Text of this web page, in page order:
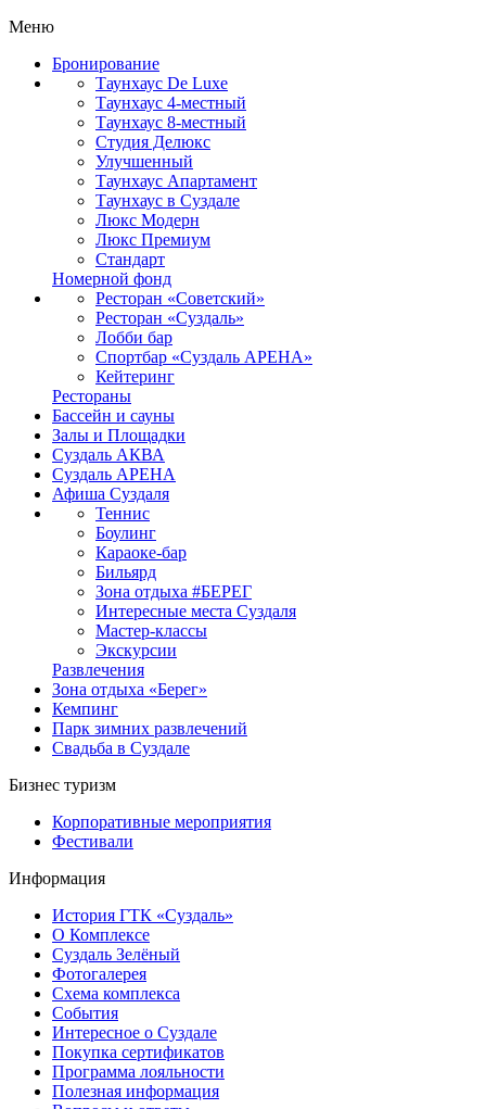
Меню
Бронирование
Таунхаус De Luxe
Таунхаус 4-местный
Таунхаус 8-местный
Студия Делюкс
Улучшенный
Таунхаус Апартамент
Таунхаус в Суздале
Люкс Модерн
Люкс Премиум
Стандарт
Номерной фонд
Ресторан «Советский»
Ресторан «Суздаль»
Лобби бар
Спортбар «Суздаль АРЕНА»
Кейтеринг
Рестораны
Бассейн и сауны
Залы и Площадки
Суздаль АКВА
Суздаль АРЕНА
Афиша Суздаля
Теннис
Боулинг
Караоке-бар
Бильярд
Зона отдыха #БЕРЕГ
Интересные места Суздаля
Мастер-классы
Экскурсии
Развлечения
Зона отдыха «Берег»
Кемпинг
Парк зимних развлечений
Свадьба в Суздале
Бизнес туризм
Корпоративные мероприятия
Фестивали
Информация
История ГТК «Суздаль»
О Комплексе
Суздаль Зелёный
Фотогалерея
Схема комплекса
Cобытия
Интересное о Суздале
Покупка сертификатов
Программа лояльности
Полезная информация